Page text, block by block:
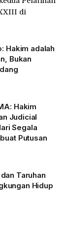
di
Hakim adalah
Bukan
Hakim
Judicial
Segala
Putusan
Taruhan
Hidup